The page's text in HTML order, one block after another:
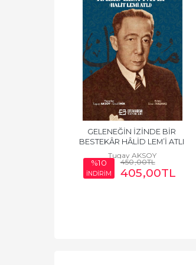
GELENEĞİN İZİNDE BİR
BESTEKÂR HÂLİD LEM’İ ATLI
(Halit Lemi Atlı)
Tugay AKSOY
%10
İNDİRİM
450,00TL
405,00TL